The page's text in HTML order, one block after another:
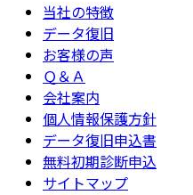
当社の特徴
データ復旧
お客様の声
Ｑ＆Ａ
会社案内
個人情報保護方針
データ復旧申込書
無料初期診断申込
サイトマップ